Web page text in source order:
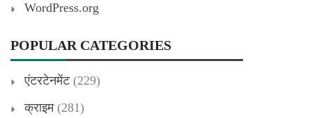
WordPress.org
POPULAR CATEGORIES
एंटरटेनमेंट(229)
क्राइम(281)